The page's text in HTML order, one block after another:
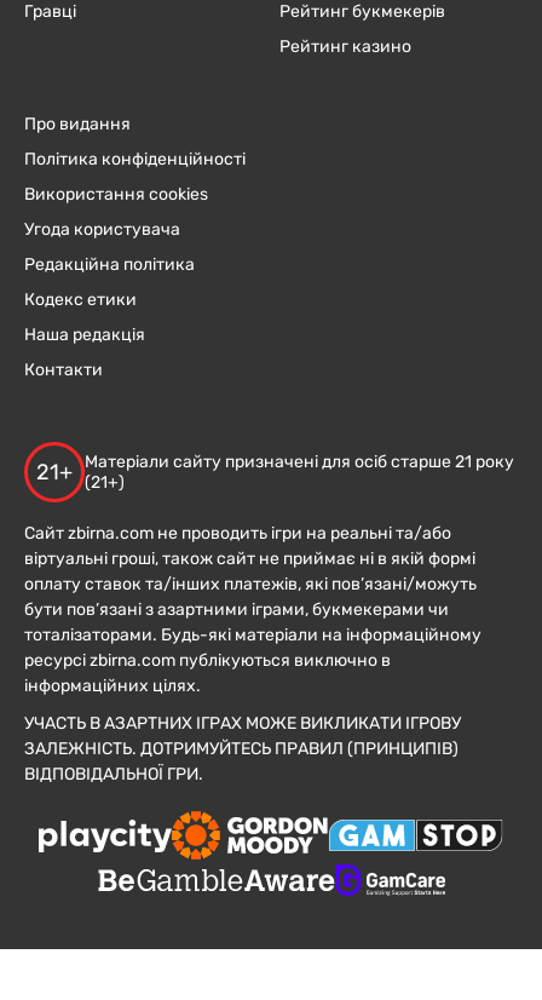
Гравці
Рейтинг букмекерів
Рейтинг казино
Про видання
Політика конфіденційності
Використання cookies
Угода користувача
Редакційна політика
Кодекс етики
Наша редакція
Контакти
21+
Матеріали сайту призначені для осіб старше 21 року
(21+)
Сайт zbirna.com не проводить ігри на реальні та/або
віртуальні гроші, також сайт не приймає ні в якій формі
оплату ставок та/інших платежів, які пов’язані/можуть
бути пов’язані з азартними іграми, букмекерами чи
тоталізаторами. Будь-які матеріали на інформаційному
ресурсі zbirna.com публікуються виключно в
інформаційних цілях.
УЧАСТЬ В АЗАРТНИХ ІГРАХ МОЖЕ ВИКЛИКАТИ ІГРОВУ
ЗАЛЕЖНІСТЬ. ДОТРИМУЙТЕСЬ ПРАВИЛ (ПРИНЦИПІВ)
ВІДПОВІДАЛЬНОЇ ГРИ.